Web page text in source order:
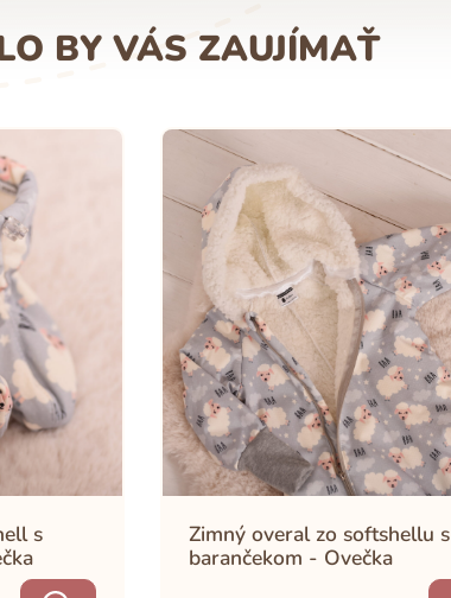
BY VÁS ZAUJÍMAŤ
s
Zimný overal zo softshellu s
barančekom - Ovečka